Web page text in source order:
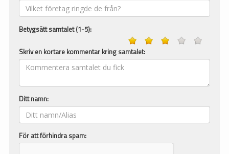
Betygsätt samtalet (1-5):
Skriv en kortare kommentar kring samtalet:
Ditt namn:
För att förhindra spam: